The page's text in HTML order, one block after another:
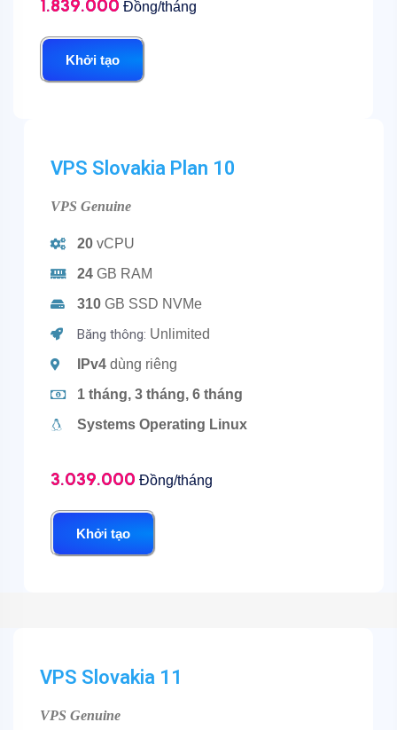
Khởi tạo
1.839.000 Đồng/tháng
VPS Slovakia Plan 10
VPS Genuine
20 vCPU
24GB RAM
310GB SSD NVMe
Băng thông: Unlimited
IPv4dùng riêng
1 tháng, 3 tháng, 6 tháng
Systems Operating Linux
Khởi tạo
3.039.000 Đồng/tháng
VPS Slovakia 11
VPS Genuine